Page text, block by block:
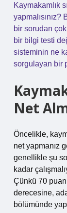
Kaymakamlık
yapmalısınız?
bir sorudan
bir bilgi testi
sisteminin ne
sorgulayan bir
Net
Öncelikle,
net yapmanız
genellikle şu
kadar
Çünkü 70
derecesine,
bölümünde